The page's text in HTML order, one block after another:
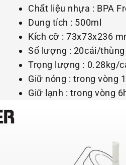
Chất liệu nhựa : BPA
Dung tích : 500ml
Kích cỡ : 73x73x236
Số lượng : 20cái/thùng
Trọng lượng : 0.28kg/
Giữ nóng : trong vòng
Giữ lạnh : trong vòng